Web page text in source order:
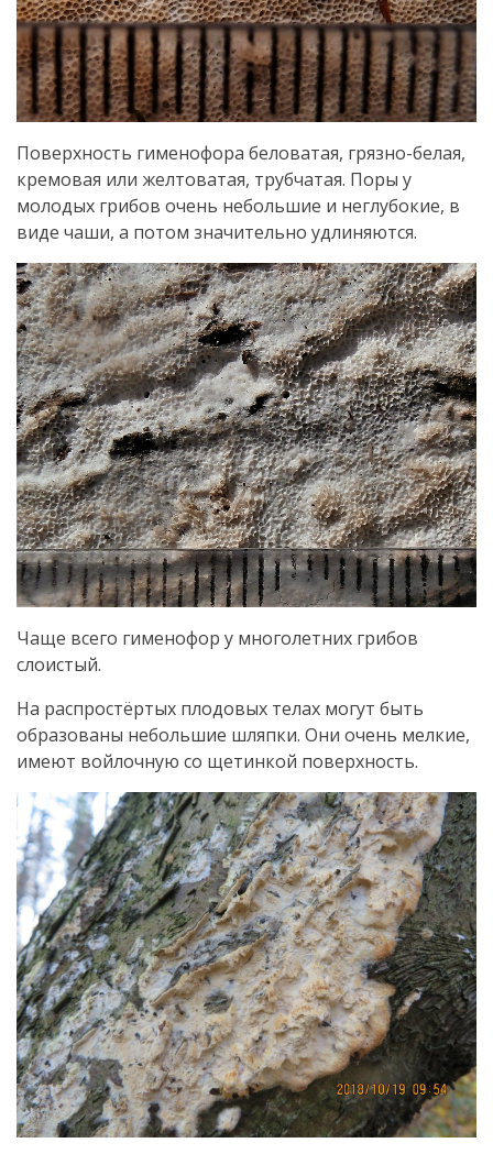
Поверхность гименофора беловатая, грязно-белая,
кремовая или желтоватая, трубчатая. Поры у
молодых грибов очень небольшие и неглубокие, в
виде чаши, а потом значительно удлиняются.
Чаще всего гименофор у многолетних грибов
слоистый.
На распростёртых плодовых телах могут быть
образованы небольшие шляпки. Они очень мелкие,
имеют войлочную со щетинкой поверхность.